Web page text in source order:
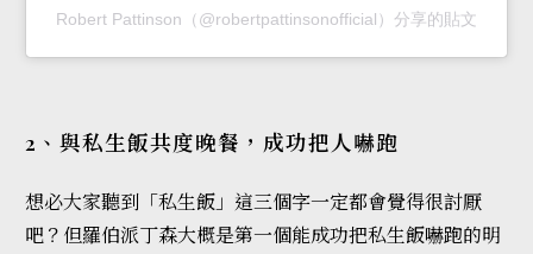
Robert Pattinson（@robertpattinsonofficial）分享的貼文
2、與私生飯共度晚餐，成功把人嚇跑
想必大家聽到「私生飯」這三個字一定都會覺得很討厭
吧？但羅伯派丁森大概是第一個能成功把私生飯嚇跑的明